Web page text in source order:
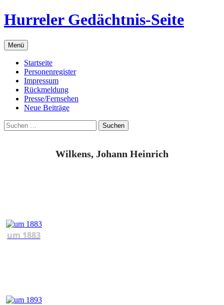
Zum
Inhalt
Hurreler Gedächtnis-Seite
Menü
Startseite
Personenregister
Impressum
Rückmeldung
Presse/Fernsehen
Neue Beiträge
Suchen
nach:
Wilkens, Johann Heinrich
um 1883